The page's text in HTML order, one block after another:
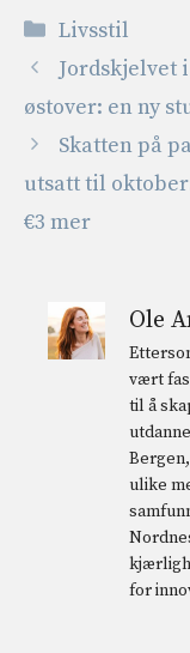
Kategorier
Livsstil
Jordskjelvet
østover: en ny
Skatten på
utsatt til
€3 mer
Ole
vært
til å
ulike
for